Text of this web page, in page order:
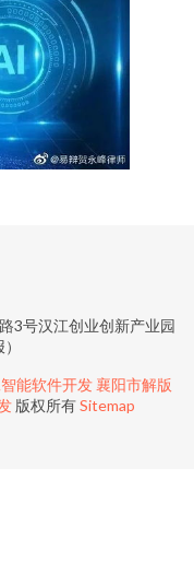
3号汉江创业创新产业园
智能软件开发 襄阳市解版
版权所有Sitemap